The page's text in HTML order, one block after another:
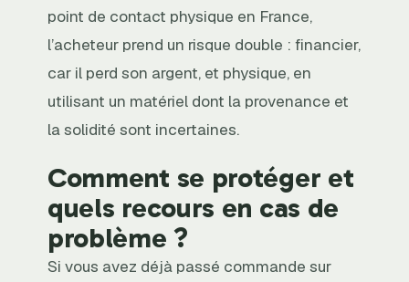
point de contact physique en France,
l’acheteur prend un risque double : financier,
car il perd son argent, et physique, en
utilisant un matériel dont la provenance et
la solidité sont incertaines.
Comment se protéger et
quels recours en cas de
problème ?
Si vous avez déjà passé commande sur